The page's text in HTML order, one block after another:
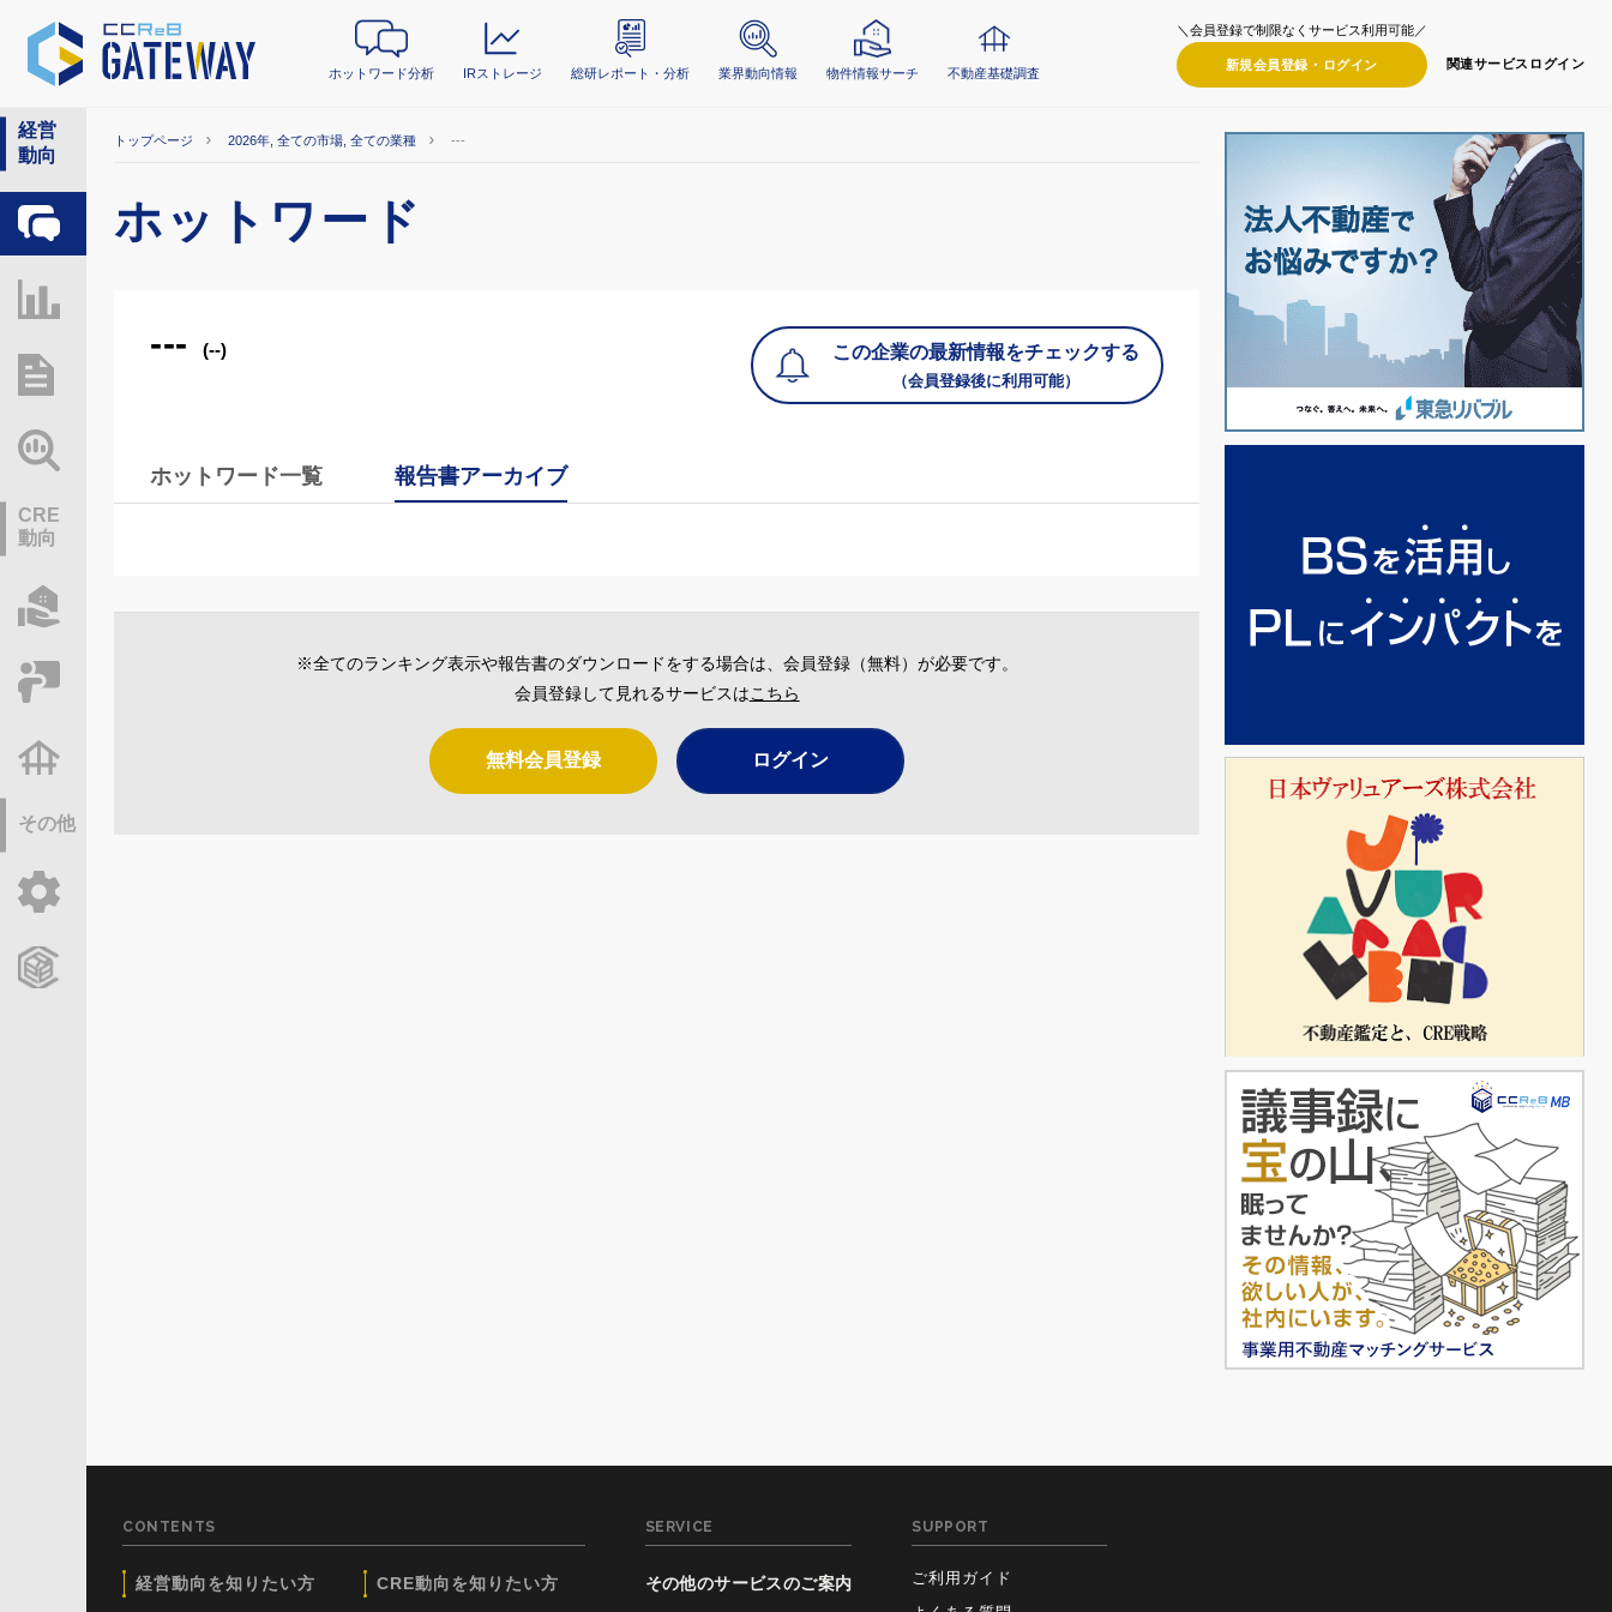
ホットワード分析 IRストレージ 総研レポート・分析 業界動向情報 物件情報サーチ 不動産基礎調査
＼会員登録で制限なくサービス利用可能／
新規会員登録・ ログイン 関連サービス ログイン
経営
動向
ホットワード分析
CRE
動向
その他
トップページ 2026年, 全ての市場, 全ての業種 ---
ホットワード
--- (--) この企業の最新情報をチェックする
（会員登録後に利用可能）
ホットワード一覧 報告書アーカイブ
※全てのランキング表示や報告書のダウンロードをする場合は、会員登録（無料）が必要です。
会員登録して見れるサービスはこちら
無料会員登録 ログイン
CONTENTS
経営動向を知りたい方 CRE動向を知りたい方
SERVICE
その他のサービスのご案内
SUPPORT
ご利用ガイド